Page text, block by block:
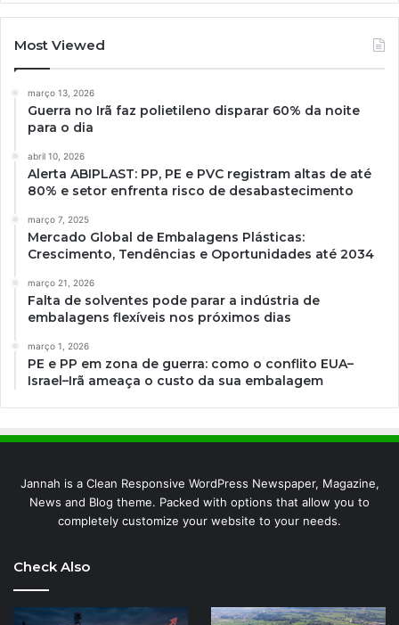
Most Viewed
março 13, 2026
Guerra no Irã faz polietileno disparar 60% da noite
para o dia
abril 10, 2026
Alerta ABIPLAST: PP, PE e PVC registram altas de até
80% e setor enfrenta risco de desabastecimento
março 7, 2025
Mercado Global de Embalagens Plásticas:
Crescimento, Tendências e Oportunidades até 2034
março 21, 2026
Falta de solventes pode parar a indústria de
embalagens flexíveis nos próximos dias
março 1, 2026
PE e PP em zona de guerra: como o conflito EUA–
Israel–Irã ameaça o custo da sua embalagem
Jannah is a Clean Responsive WordPress Newspaper, Magazine,
News and Blog theme. Packed with options that allow you to
completely customize your website to your needs.
Check Also